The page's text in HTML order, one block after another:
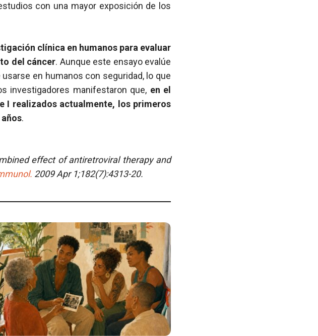
con una mayor exposición de los
clínica en humanos para evaluar
del cáncer. Aunque este ensayo evalúe
en humanos con seguridad, lo que
investigadores manifestaron que, en el
I realizados actualmente, los primeros
.
effect of antiretroviral therapy and
2009 Apr 1;182(7):4313-20.